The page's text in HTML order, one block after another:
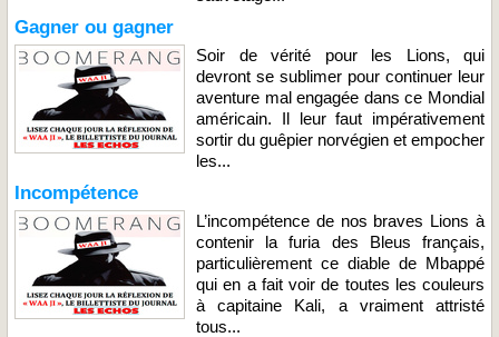
Gagner ou gagner
Soir de vérité pour les Lions, qui
devront se sublimer pour continuer leur
aventure mal engagée dans ce Mondial
américain. Il leur faut impérativement
sortir du guêpier norvégien et empocher
les...
Incompétence
L’incompétence de nos braves Lions à
contenir la furia des Bleus français,
particulièrement ce diable de Mbappé
qui en a fait voir de toutes les couleurs
à capitaine Kali, a vraiment attristé
tous...